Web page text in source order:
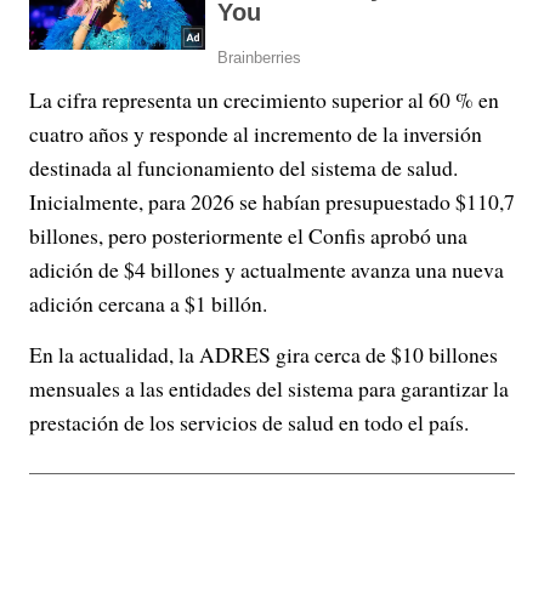
La cifra representa un crecimiento superior al 60 % en
cuatro años y responde al incremento de la inversión
destinada al funcionamiento del sistema de salud.
Inicialmente, para 2026 se habían presupuestado $110,7
billones, pero posteriormente el Confis aprobó una
adición de $4 billones y actualmente avanza una nueva
adición cercana a $1 billón.
En la actualidad, la ADRES gira cerca de $10 billones
mensuales a las entidades del sistema para garantizar la
prestación de los servicios de salud en todo el país.